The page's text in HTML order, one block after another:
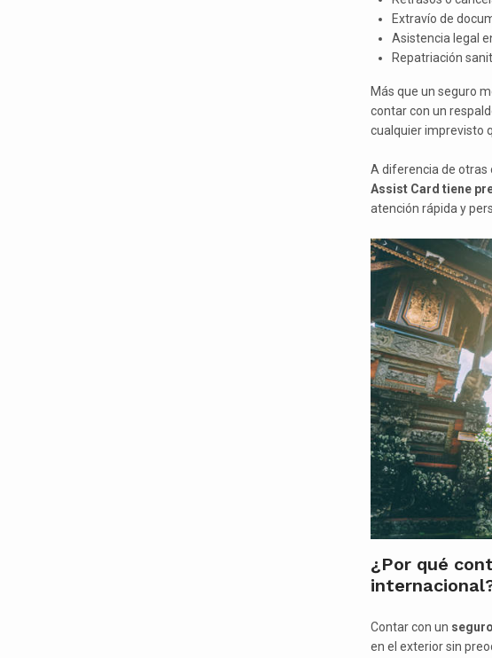
Extravío de
Asistencia legal
Repatriación
Más que un seguro
contar con un
cualquier imprevisto
A diferencia de otras
Assist Card tiene
atención rápida y
¿Por qué
Contar con un
en el exterior sin